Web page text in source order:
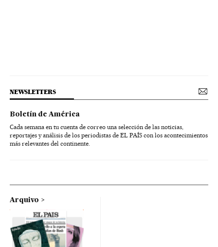
NEWSLETTERS
Boletín de América
Cada semana en tu cuenta de correo una selección de las noticias,
reportajes y análisis de los periodistas de EL PAÍS con los acontecimientos
más relevantes del continente.
Arquivo